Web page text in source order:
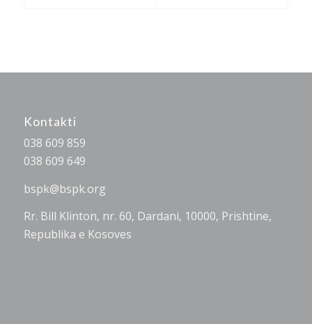
Kontakti
038 609 859
038 609 649
bspk@bspk.org
Rr. Bill Klinton, nr. 60, Dardani, 10000, Prishtine,
Republika e Kosoves